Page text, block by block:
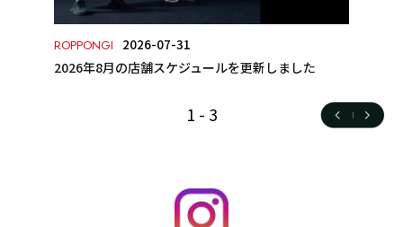
ROPPONGI
2026-07-31
2026年8月の店舗スケジュールを更新しました
1 - 3